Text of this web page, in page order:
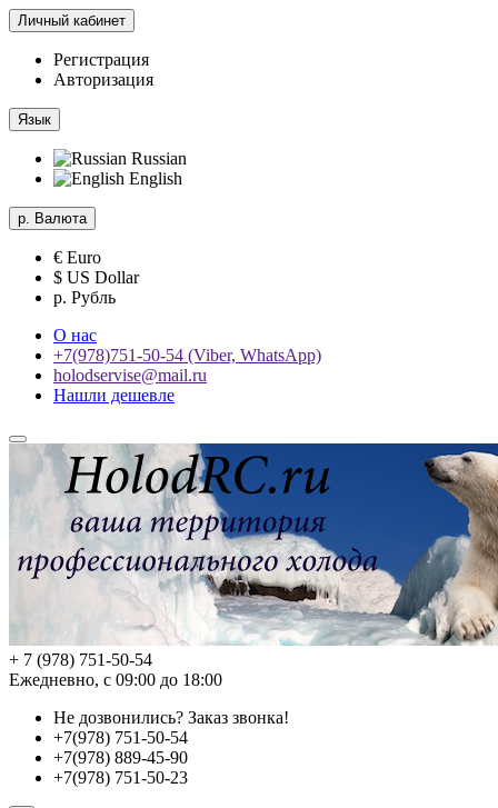
Личный кабинет
Регистрация
Авторизация
Язык
Russian
English
р. Валюта
€ Euro
$ US Dollar
р. Рубль
О нас
+7(978)751-50-54 (Viber, WhatsApp)
holodservise@mail.ru
Нашли дешевле
+ 7 (978) 751-50-54
Ежедневно, с 09:00 до 18:00
Не дозвонились? Заказ звонка!
+7(978) 751-50-54
+7(978) 889-45-90
+7(978) 751-50-23